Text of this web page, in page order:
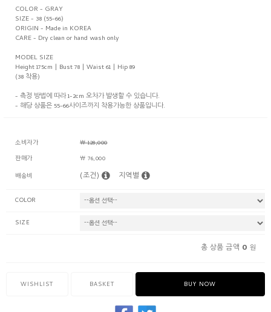
COLOR - GRAY
SIZE - 38 (55-66)
ORIGIN - Made in KOREA
CARE - Dry clean or hand wash only
MODEL SIZE
Height 175cm | Bust 78 | Waist 61 | Hip 89
(38 착용)
- 측정 방법에 따라 1-2cm 오차가 발생할 수 있습니다.
- 해당 상품은 55-66사이즈까지 착용가능한 상품입니다.
소비자가
￦ 128,000
판매가
￦ 76,000
배송비
(조건) 지역별
COLOR
SIZE
총 상품 금액 0 원
WISHLIST BASKET BUY NOW